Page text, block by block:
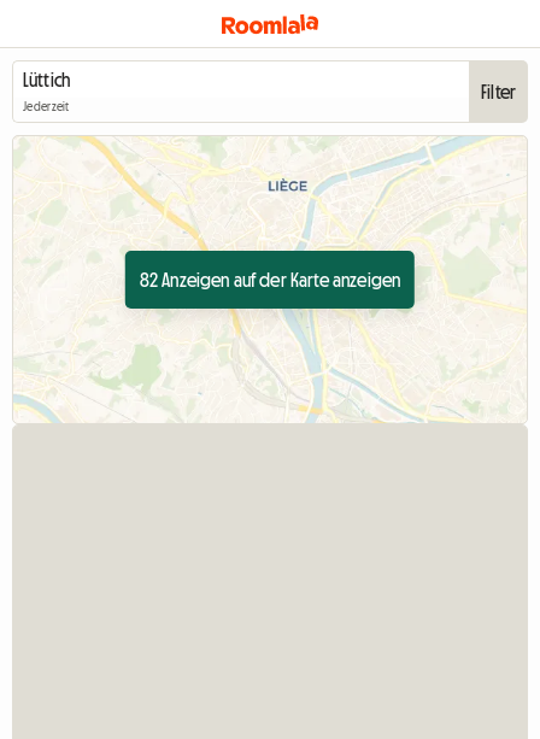
Jederzeit
Filter
82 Anzeigen auf der Karte anzeigen